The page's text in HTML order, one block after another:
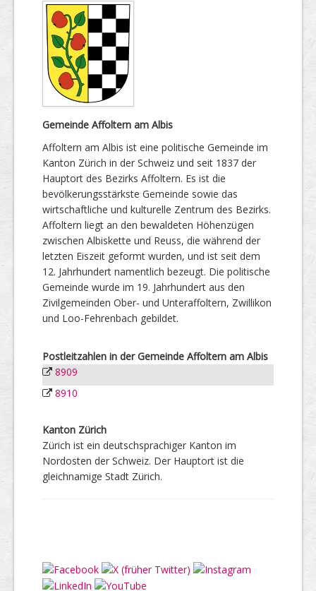
Gemeinde Affoltern am Albis
Affoltern am Albis ist eine politische Gemeinde im
Kanton Zürich in der Schweiz und seit 1837 der
Hauptort des Bezirks Affoltern. Es ist die
bevölkerungsstärkste Gemeinde sowie das
wirtschaftliche und kulturelle Zentrum des Bezirks.
Affoltern liegt an den bewaldeten Höhenzügen
zwischen Albiskette und Reuss, die während der
letzten Eiszeit geformt wurden, und ist seit dem
12. Jahrhundert namentlich bezeugt. Die politische
Gemeinde wurde im 19. Jahrhundert aus den
Zivilgemeinden Ober- und Unteraffoltern, Zwillikon
und Loo-Fehrenbach gebildet.
Postleitzahlen in der Gemeinde Affoltern am Albis
8909
8910
Kanton Zürich
Zürich ist ein deutschsprachiger Kanton im
Nordosten der Schweiz. Der Hauptort ist die
gleichnamige Stadt Zürich.